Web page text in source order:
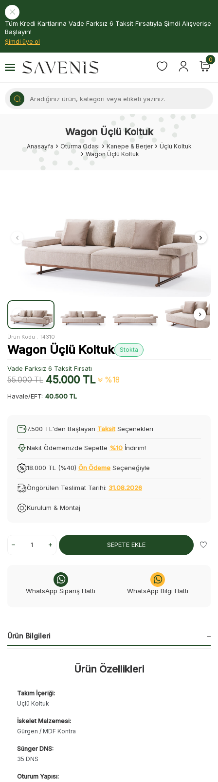
Tüm Kredi Kartlarına Vade Farksız 6 Taksit Fırsatıyla Şimdi Alışverişe
Başlayın!
Şimdi üye ol
0
Wagon Üçlü Koltuk
Anasayfa Oturma Odası Kanepe & Berjer
Üçlü Koltuk
Wagon Üçlü Koltuk
Ürün Kodu : T4310
Wagon Üçlü Koltuk Stokta
Vade Farksız 6 Taksit Fırsatı
55.000TL 45.000TL %18
Havale/EFT: 40.500 TL
7.500 TL'den Başlayan Taksit Seçenekleri
Nakit Ödemenizde Sepette %10 İndirim!
18.000 TL (%40) Ön Ödeme Seçeneğiyle
Öngörülen Teslimat Tarihi: 31.08.2026
Kurulum & Montaj
SEPETE EKLE
WhatsApp Sipariş Hattı WhatsApp Bilgi Hattı
Ürün Bilgileri
Ürün Özellikleri
Takım İçeriği:
Üçlü Koltuk
İskelet Malzemesi:
Gürgen / MDF Kontra
Sünger DNS:
35 DNS
Oturum Yapısı: